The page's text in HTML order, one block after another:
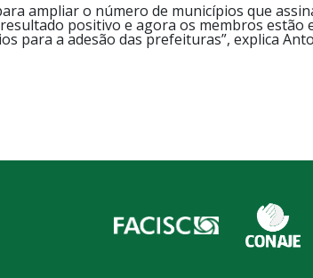
para ampliar o número de municípios que
positivo e agora os membros estão
para a adesão das prefeituras”, explica